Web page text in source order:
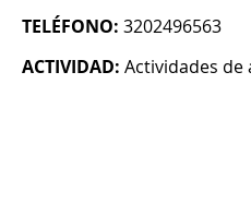
TELÉFONO: 3202496563
ACTIVIDAD: Actividades